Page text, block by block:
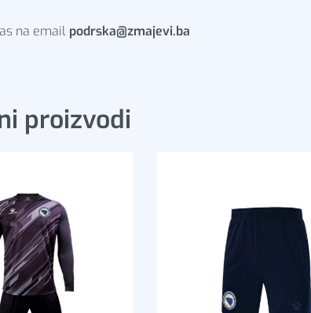
na email podrska@zmajevi.ba
proizvodi